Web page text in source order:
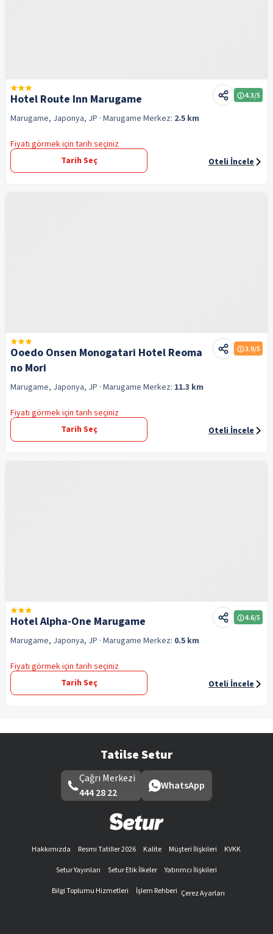
Hotel Route Inn Marugame 4.3/5
Marugame, Japonya, JP · Marugame Merkez: 2.5 km
Fiyatı görmek için tarih seçiniz
Tarih Seç
Oteli İncele
Ooedo Onsen Monogatari Hotel Reoma
no Mori
3.9/5
Marugame, Japonya, JP · Marugame Merkez: 11.3 km
Fiyatı görmek için tarih seçiniz
Tarih Seç
Oteli İncele
Hotel Alpha-One Marugame 4.6/5
Marugame, Japonya, JP · Marugame Merkez: 0.5 km
Fiyatı görmek için tarih seçiniz
Tarih Seç
Oteli İncele
Tatilse Setur
Çağrı Merkezi
444 28 22
WhatsApp
Hakkımızda Resmi Tatiller 2026 Kalite Müşteri İlişkileri
KVKK
Setur Yayınları
Setur Etik İlkeler
Yatırımcı İlişkileri
Bilgi Toplumu Hizmetleri
İşlem Rehberi Çerez Ayarları